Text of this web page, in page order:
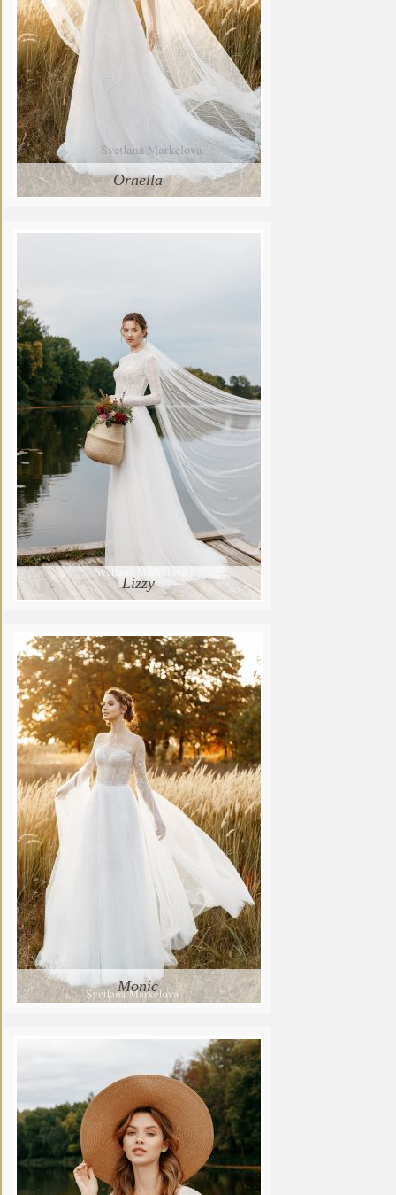
Ornella
Lizzy
Monic